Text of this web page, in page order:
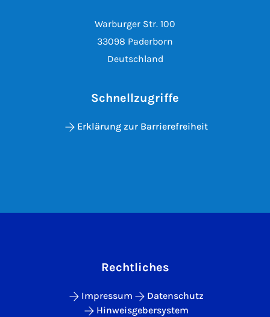
Warburger Str. 100
33098 Paderborn
Deutschland
Schnellzugriffe
Erklärung zur Barrierefreiheit
Rechtliches
Impressum
Datenschutz
Hinweisgebersystem